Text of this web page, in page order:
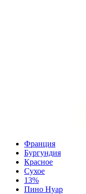
Франция
Бургундия
Красное
Сухое
13%
Пино Нуар